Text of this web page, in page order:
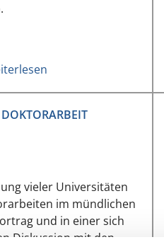
vieler Universitäten
im mündlichen
und in einer sich
Diskussion mit den